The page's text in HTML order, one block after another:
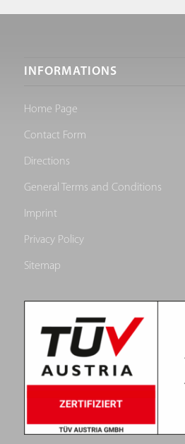
INFORMATIONS
Home Page
Contact Form
Directions
General Terms and Conditions
Imprint
Privacy Policy
Sitemap